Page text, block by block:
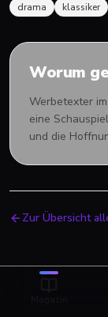
drama klassiker
Worum
Werbetexter
eine
und die
Zur Übersicht